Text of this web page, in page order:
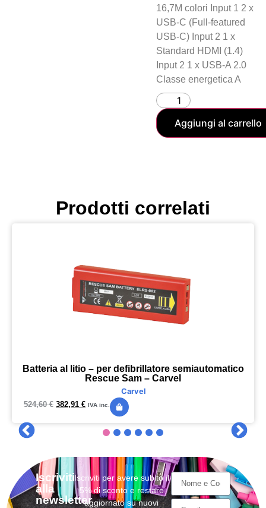
16,7M colori Input 1 2 x
USB-C (Full-featured
USB-C) Input 2 1 x
Standard HDMI (1.4)
Input 2 1 x USB-A 2.0
Classe energetica A
Aggiungi al carrello
Prodotti correlati
Batteria al litio – per defibrillatore semiautomatico
Rescue Sam – Carvel
Carvel
524,60€ 382,91 € IVA inc.
Iscriviti
alla
newsletter
Iscriviti per avere subito il
5% di sconto e restare
aggiornato su nuovi